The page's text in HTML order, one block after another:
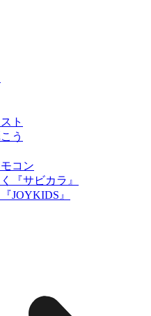
ト
う
コン
『サビカラ』
JOYKIDS』